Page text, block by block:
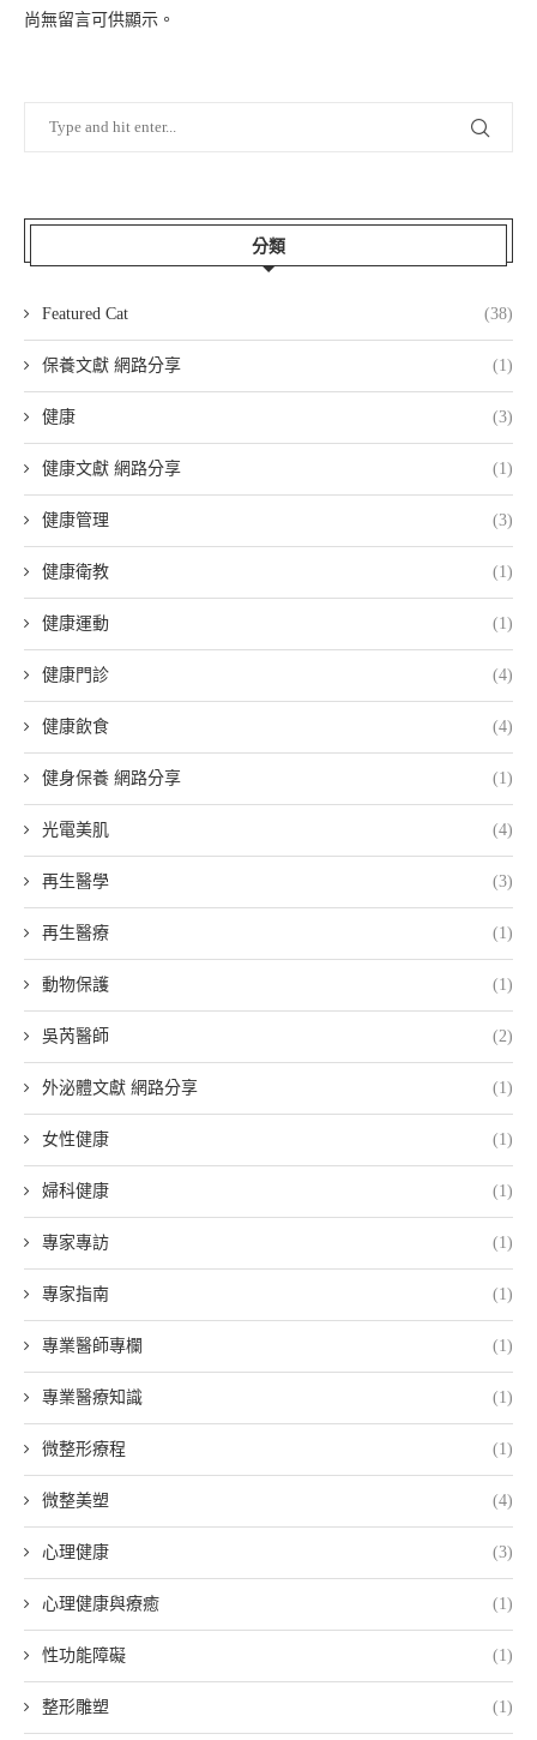
尚無留言可供顯示。
分類
Featured Cat (38)
保養文獻 網路分享 (1)
健康 (3)
健康文獻 網路分享 (1)
健康管理 (3)
健康衛教 (1)
健康運動 (1)
健康門診 (4)
健康飲食 (4)
健身保養 網路分享 (1)
光電美肌 (4)
再生醫學 (3)
再生醫療 (1)
動物保護 (1)
吳芮醫師 (2)
外泌體文獻 網路分享 (1)
女性健康 (1)
婦科健康 (1)
專家專訪 (1)
專家指南 (1)
專業醫師專欄 (1)
專業醫療知識 (1)
微整形療程 (1)
微整美塑 (4)
心理健康 (3)
心理健康與療癒 (1)
性功能障礙 (1)
整形雕塑 (1)